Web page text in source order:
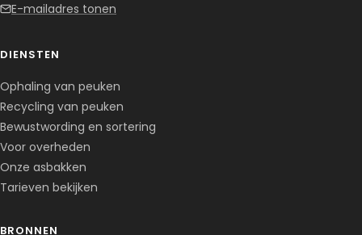
E-mailadres tonen
DIENSTEN
Ophaling van peuken
Recycling van peuken
Bewustwording en sortering
Voor overheden
Onze asbakken
Tarieven bekijken
BRONNEN